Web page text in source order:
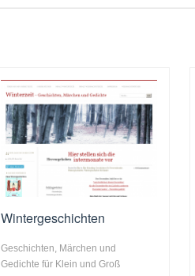
Wintergeschichten
Geschichten, Märchen und
Gedichte für Klein und Groß